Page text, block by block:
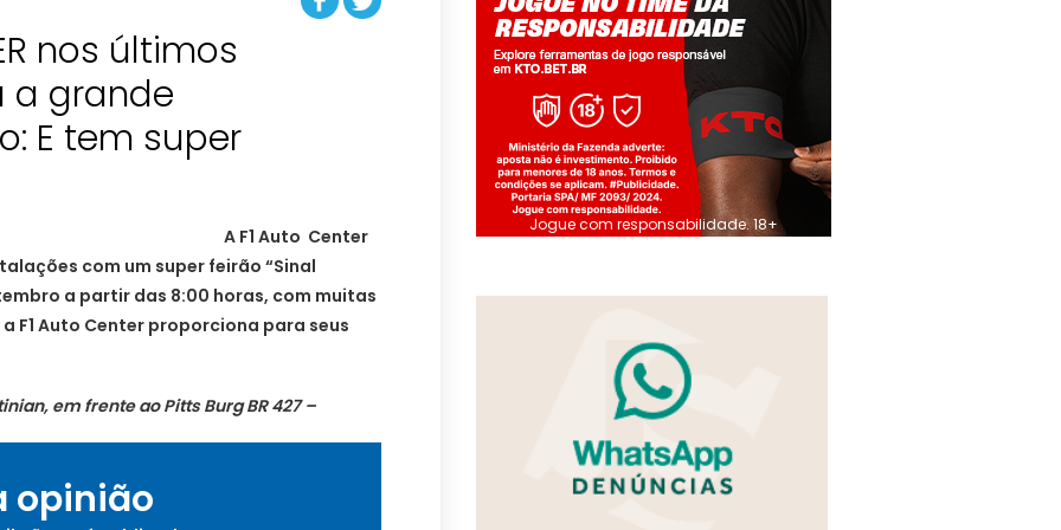
nos últimos
a grande
E tem super
A F1 Auto Center
com um super feirão “Sinal
a partir das 8:00 horas, com muitas
F1 Auto Center proporciona para seus
em frente ao Pitts Burg BR 427 –
opinião
Jogue com responsabilidade. 18+